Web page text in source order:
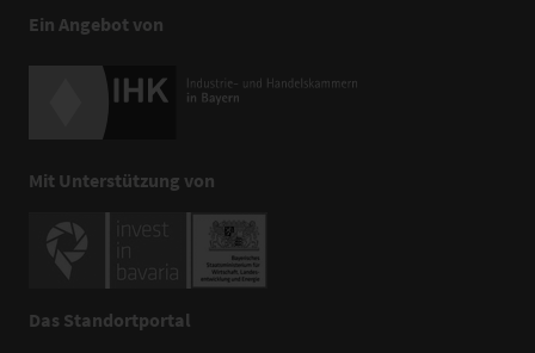
Ein Angebot von
Mit Unterstützung von
Das Standortportal